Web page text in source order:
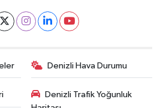
Denizli Hava Durumu
Denizli Trafik Yoğunluk